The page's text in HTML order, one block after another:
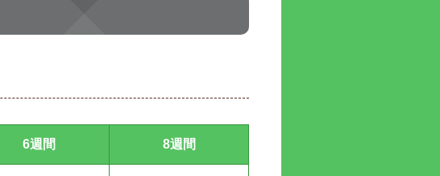
6週間 8週間